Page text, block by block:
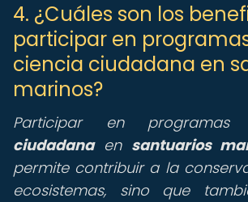
4. ¿Cuáles son los
participar en
ciencia ciudadana en
marinos?
Participar en
ciudadanaen santuarios
permite contribuir a la
ecosistemas, sino que